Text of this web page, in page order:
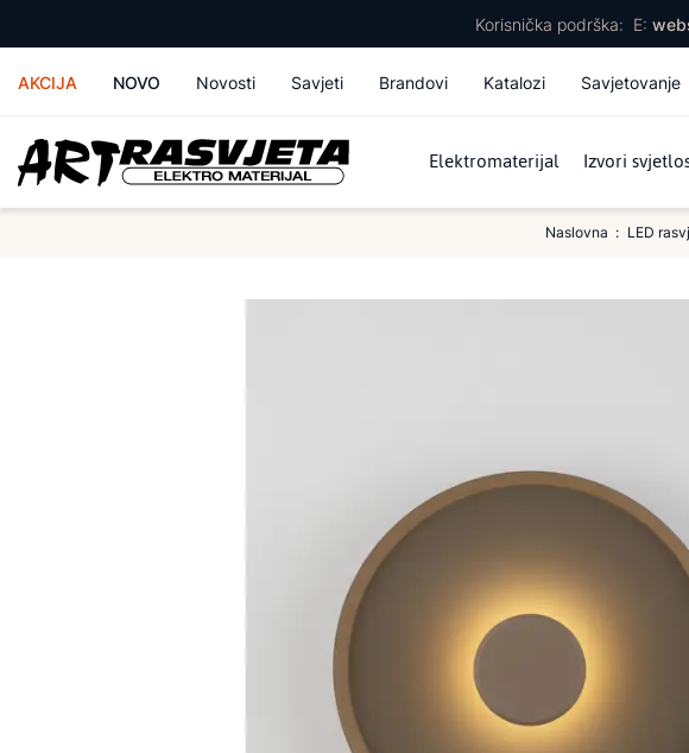
Korisnička podrška: E:
AKCIJA NOVO Novosti Savjeti Brandovi Katalozi Savjetovanje
Elektromaterijal Izvori
Naslovna LED